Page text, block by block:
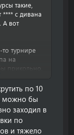
такие,
**** с дивана
А вот
то турнире
на
прикольно.
по 10
можно бы
заходил в
по
и тяжело